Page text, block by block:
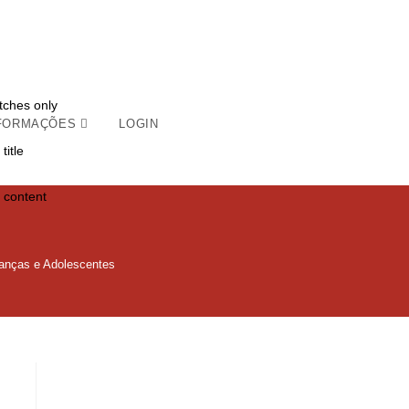
only
title
content
LOGIN
e Adolescentes